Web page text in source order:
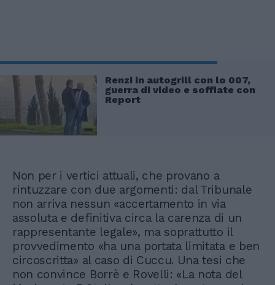
Renzi in autogrill con lo 007,
guerra di video e soffiate con
Report
Non per i vertici attuali, che provano a
rintuzzare con due argomenti: dal Tribunale
non arriva nessun «accertamento in via
assoluta e definitiva circa la carenza di un
rappresentante legale», ma soprattutto il
provvedimento «ha una portata limitata e ben
circoscritta» al caso di Cuccu. Una tesi che
non convince Borrè e Rovelli: «La nota del